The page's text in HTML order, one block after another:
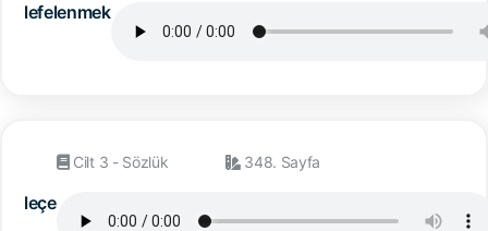
lefelenmek
leçe
Cilt 3 - Sözlük 348. Sayfa